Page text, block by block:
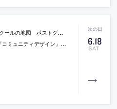
6.18
SAT
グローバル化社会の都市と空間』
ティデザイン』のレビュー